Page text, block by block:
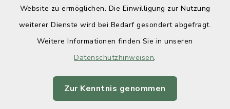
Website zu ermöglichen. Die Einwilligung zur Nutzung
weiterer Dienste wird bei Bedarf gesondert abgefragt.
Weitere Informationen finden Sie in unseren
Datenschutzhinweisen.
Zur Kenntnis genommen
Barrierefreiheit
Impressum